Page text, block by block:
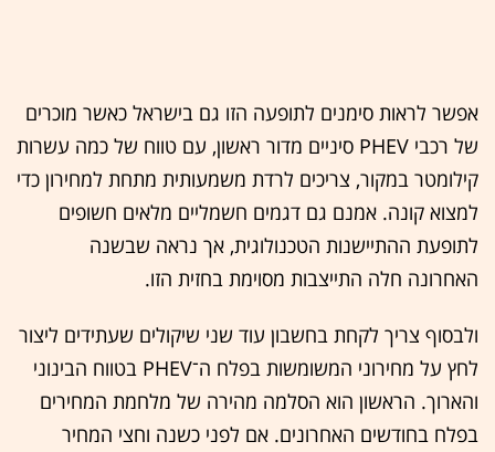
אפשר לראות סימנים לתופעה הזו גם בישראל כאשר מוכרים
של רכבי PHEV סיניים מדור ראשון, עם טווח של כמה עשרות
קילומטר במקור, צריכים לרדת משמעותית מתחת למחירון כדי
למצוא קונה. אמנם גם דגמים חשמליים מלאים חשופים
לתופעת ההתיישנות הטכנולוגית, אך נראה שבשנה
האחרונה חלה התייצבות מסוימת בחזית הזו.
ולבסוף צריך לקחת בחשבון עוד שני שיקולים שעתידים ליצור
לחץ על מחירוני המשומשות בפלח ה־PHEV בטווח הבינוני
והארוך. הראשון הוא הסלמה מהירה של מלחמת המחירים
בפלח בחודשים האחרונים. אם לפני כשנה וחצי המחיר